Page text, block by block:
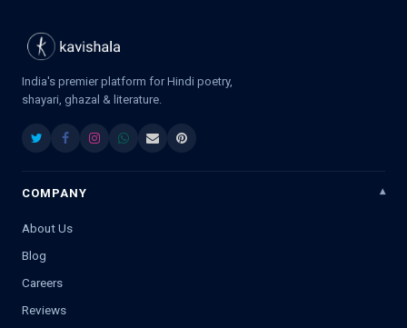
India's premier platform for Hindi poetry,
shayari, ghazal & literature.
COMPANY
About Us
Blog
Careers
Reviews